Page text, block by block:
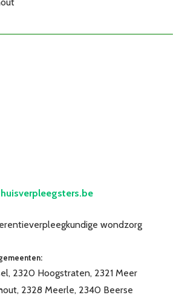
wondzorg
2320 Hoogstraten 2321 Meer
2328 Meerle 2340 Beerse